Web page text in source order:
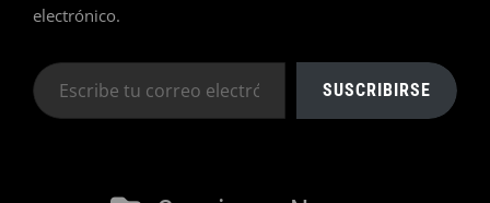
electrónico.
Escribe
tu
SUSCRIBIRSE